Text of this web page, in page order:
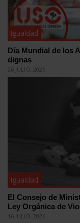
Igualdad
Día Mundial de los
dignas
26 JULIO, 2026
Igualdad
El Consejo de
Ley Orgánica de
16 JULIO, 2026